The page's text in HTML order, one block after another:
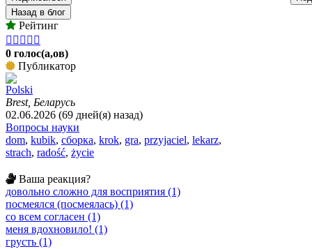
Назад в блог
Рейтинг
    
0 голос(а,ов)
Публикатор
Polski
Brest, Беларусь
02.06.2026 (69 дней(я) назад)
Вопросы науки
dom, kubik, сборка, krok, gra, przyjaciel, lekarz,
strach, radość, życie
Ваша реакция?
довольно сложно для восприятия (1)
посмеялся (посмеялась) (1)
со всем согласен (1)
меня вдохновило! (1)
грусть (1)